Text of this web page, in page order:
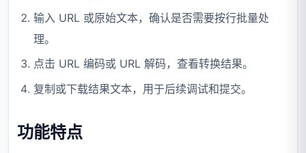
输入 URL 或原始文本，确认是否需要按行批量处
理。
点击 URL 编码或 URL 解码，查看转换结果。
复制或下载结果文本，用于后续调试和提交。
功能特点